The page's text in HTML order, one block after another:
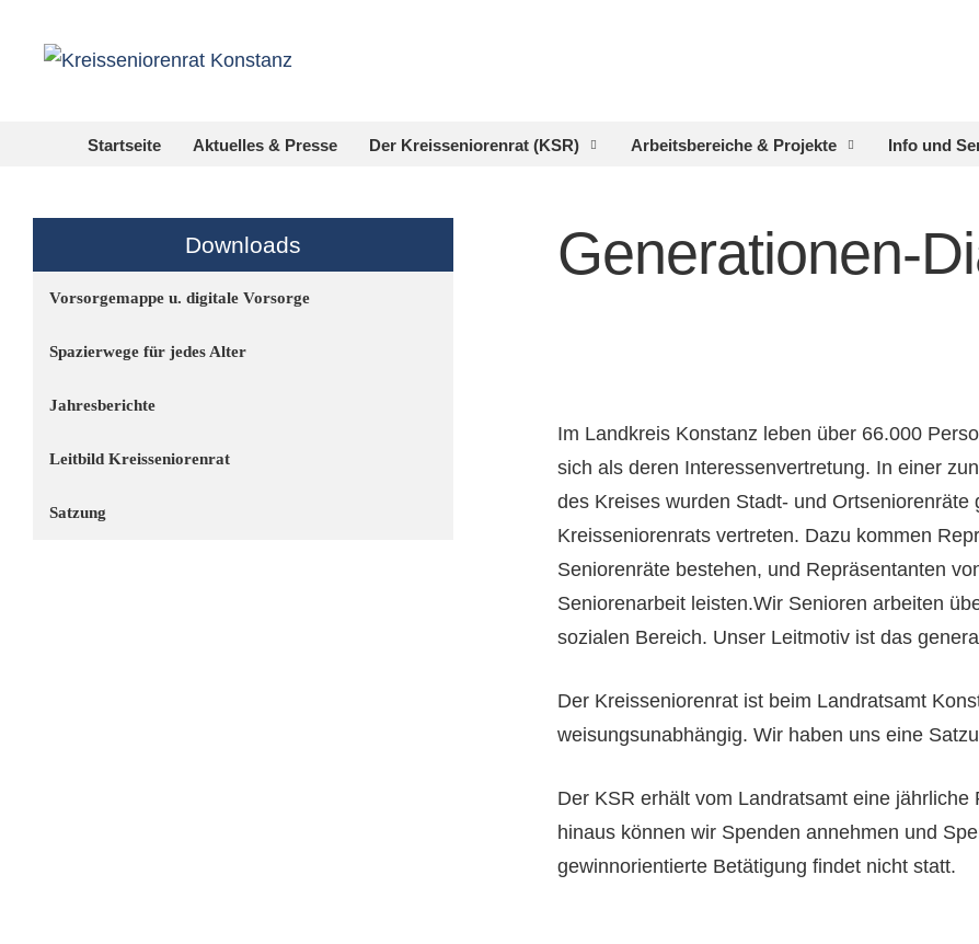
Startseite Aktuelles & Presse Der Kreisseniorenrat (KSR) Arbeitsbereiche & Projekte Info und
Downloads
Vorsorgemappe u. digitale Vorsorge
Spazierwege für jedes Alter
Jahresberichte
Leitbild Kreisseniorenrat
Satzung
Generationen-
Im Landkreis Konstanz leben über 66.000
sich als deren Interessenvertretung. In einer
des Kreises wurden Stadt- und
Kreisseniorenrats vertreten. Dazu kommen
Seniorenräte bestehen, und Repräsentanten
Seniorenarbeit leisten.Wir Senioren arbeiten
sozialen Bereich. Unser Leitmotiv ist das
Der Kreisseniorenrat ist beim Landratsamt
weisungsunabhängig. Wir haben uns eine
Der KSR erhält vom Landratsamt eine
hinaus können wir Spenden annehmen und
gewinnorientierte Betätigung findet nicht statt.